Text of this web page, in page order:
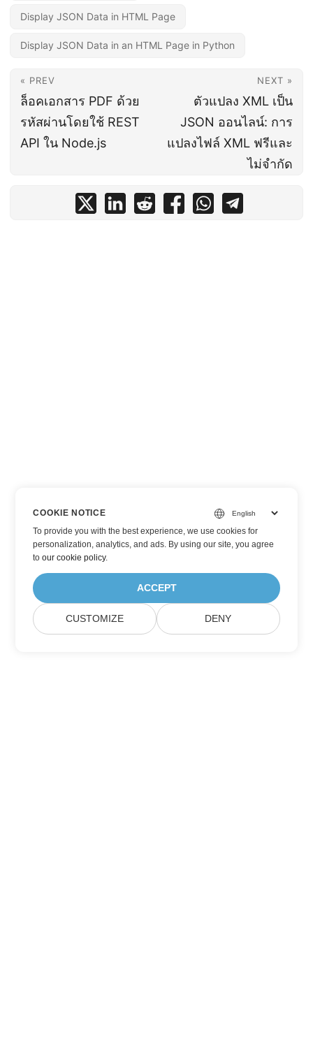
Display JSON Data in HTML Page
Display JSON Data in an HTML Page in Python
« PREV
ล็อคเอกสาร PDF ด้วย
รหัสผ่านโดยใช้ REST
API ใน Node.js
NEXT »
ตัวแปลง XML เป็น
JSON ออนไลน์: การ
แปลงไฟล์ XML ฟรีและ
ไม่จำกัด
COOKIE NOTICE
To provide you with the best experience, we use cookies for
personalization, analytics, and ads. By using our site, you agree
toour cookie policy.
ACCEPT
CUSTOMIZE DENY